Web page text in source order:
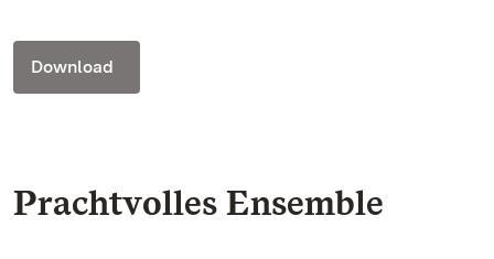
Download
Prachtvolles Ensemble